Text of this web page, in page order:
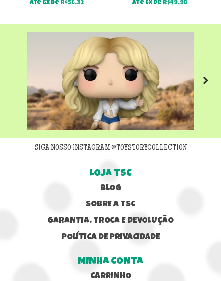
Até 6x de R$58,32 Até 6x de R$49,98
Next
SIGA NOSSO INSTAGRAM @TOYSTORYCOLLECTION
LOJA TSC
BLOG
SOBRE A TSC
GARANTIA, TROCA E DEVOLUÇÃO
POLÍTICA DE PRIVACIDADE
MINHA CONTA
CARRINHO